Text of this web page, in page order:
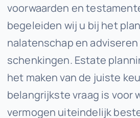
voorwaarden en
begeleiden wij u bij het
nalatenschap en adviseren
schenkingen. Estate
het maken van de juiste
belangrijkste vraag is voor
vermogen uiteindelijk